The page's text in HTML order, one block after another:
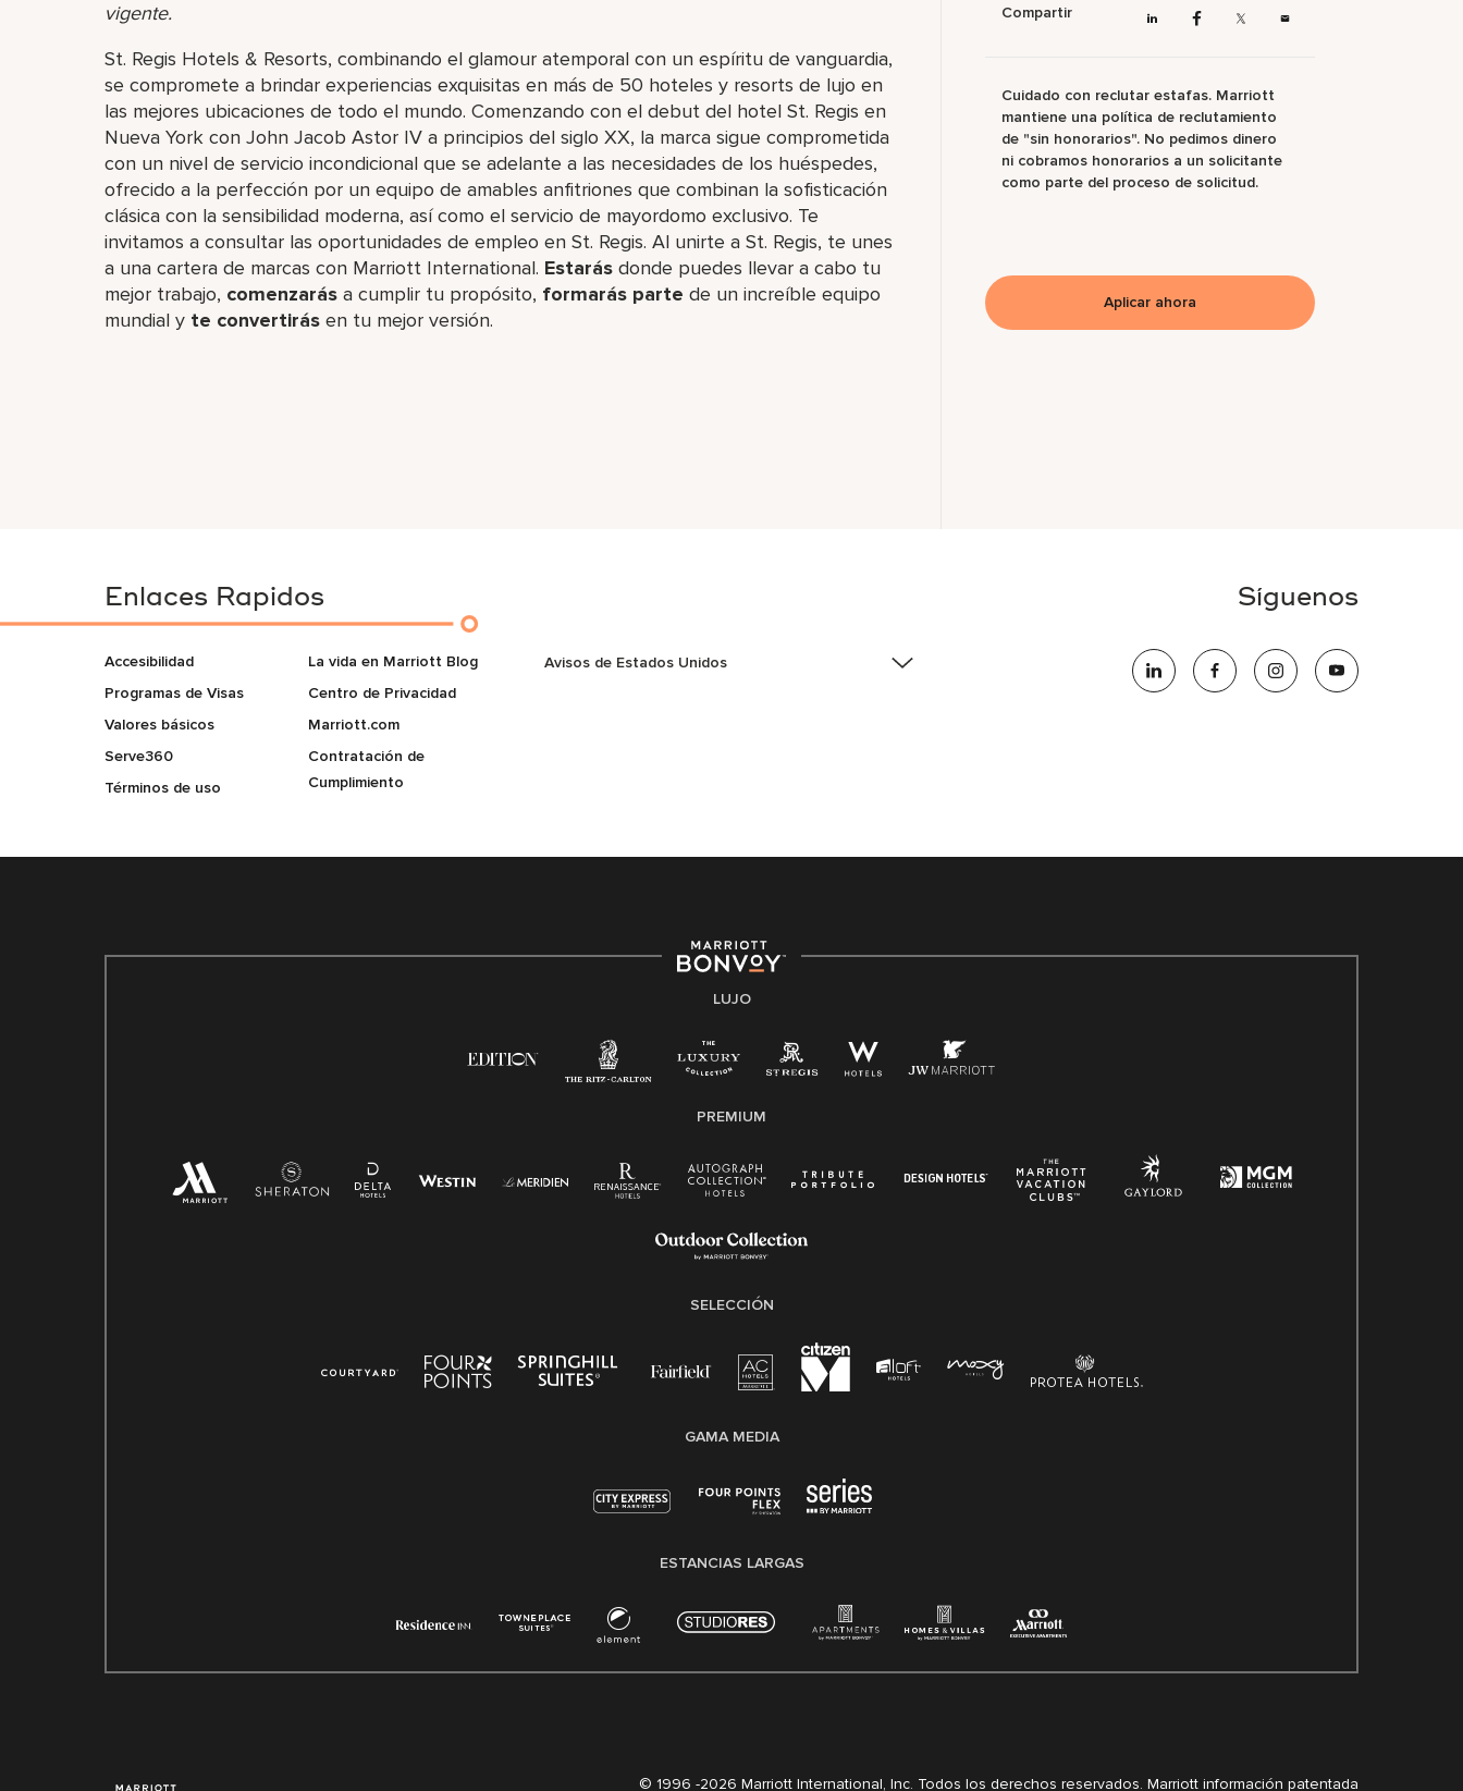
vigente.
St. Regis Hotels & Resorts, combinando el glamour atemporal con un espíritu de vanguardia,
se compromete a brindar experiencias exquisitas en más de 50 hoteles y resorts de lujo en
las mejores ubicaciones de todo el mundo. Comenzando con el debut del hotel St. Regis en
Nueva York con John Jacob Astor IV a principios del siglo XX, la marca sigue comprometida
con un nivel de servicio incondicional que se adelante a las necesidades de los huéspedes,
ofrecido a la perfección por un equipo de amables anfitriones que combinan la sofisticación
clásica con la sensibilidad moderna, así como el servicio de mayordomo exclusivo. Te
invitamos a consultar las oportunidades de empleo en St. Regis. Al unirte a St. Regis, te unes
a una cartera de marcas con Marriott International. Estarás donde puedes llevar a cabo tu
mejor trabajo,​ comenzarás a cumplir tu propósito, formarás parte de un increíble​ equipo
mundial y te convertirás en tu mejor versión.
Compartir
Cuidado con reclutar estafas. Marriott
mantiene una política de reclutamiento
de "sin honorarios". No pedimos dinero
ni cobramos honorarios a un solicitante
como parte del proceso de solicitud.
Aplicar ahora
Enlaces Rapidos
Accesibilidad
Programas de Visas
Valores básicos
Serve360
Términos de uso
La vida en Marriott Blog
Centro de Privacidad
Marriott.com
Contratación de
Cumplimiento
Avisos de Estados Unidos
motivos de discapacidad, condición de veterano o
cualquier otra base protegida por leyes federales,
E-Verify Inglés/Español
Derecho a trabajar inglés/español
(EPPA)
Ley de licencia familiar y médica (FMLA)
Síguenos
LUJO
PREMIUM
SELECCIÓN
GAMA MEDIA
ESTANCIAS LARGAS
© 1996 -2026 Marriott International, Inc. Todos los derechos reservados. Marriott información patentada